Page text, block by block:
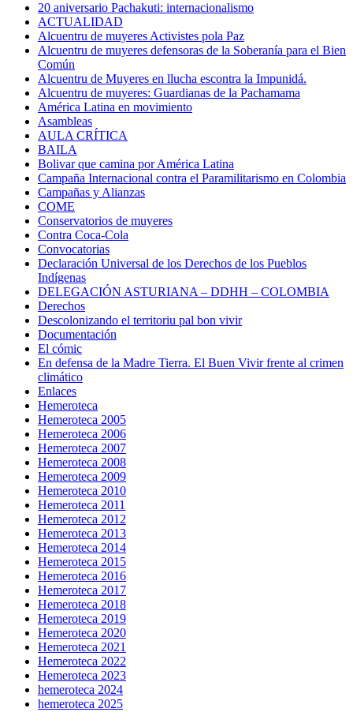
20 aniversario Pachakuti: internacionalismo
ACTUALIDAD
Alcuentru de muyeres Activistes pola Paz
Alcuentru de muyeres defensoras de la Soberanía para el Bien
Común
Alcuentru de Muyeres en llucha escontra la Impunidá.
Alcuentru de muyeres: Guardianas de la Pachamama
América Latina en movimiento
Asambleas
AULA CRÍTICA
BAILA
Bolivar que camina por América Latina
Campaña Internacional contra el Paramilitarismo en Colombia
Campañas y Alianzas
COME
Conservatorios de muyeres
Contra Coca-Cola
Convocatorias
Declaración Universal de los Derechos de los Pueblos
Indígenas
DELEGACIÓN ASTURIANA – DDHH – COLOMBIA
Derechos
Descolonizando el territoriu pal bon vivir
Documentación
El cómic
En defensa de la Madre Tierra. El Buen Vivir frente al crimen
climático
Enlaces
Hemeroteca
Hemeroteca 2005
Hemeroteca 2006
Hemeroteca 2007
Hemeroteca 2008
Hemeroteca 2009
Hemeroteca 2010
Hemeroteca 2011
Hemeroteca 2012
Hemeroteca 2013
Hemeroteca 2014
Hemeroteca 2015
Hemeroteca 2016
Hemeroteca 2017
Hemeroteca 2018
Hemeroteca 2019
Hemeroteca 2020
Hemeroteca 2021
Hemeroteca 2022
Hemeroteca 2023
hemeroteca 2024
hemeroteca 2025